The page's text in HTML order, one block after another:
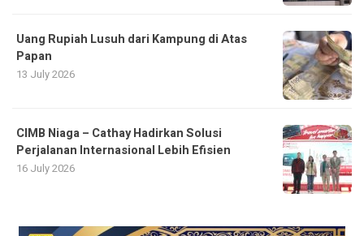
Uang Rupiah Lusuh dari Kampung di Atas
Papan
13 July 2026
CIMB Niaga – Cathay Hadirkan Solusi
Perjalanan Internasional Lebih Efisien
16 July 2026